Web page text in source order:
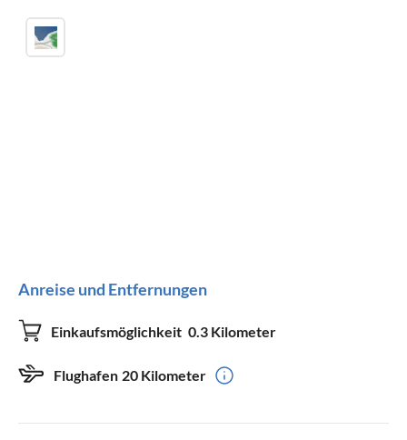
Anreise und Entfernungen
Einkaufsmöglichkeit 0.3 Kilometer
Flughafen 20 Kilometer